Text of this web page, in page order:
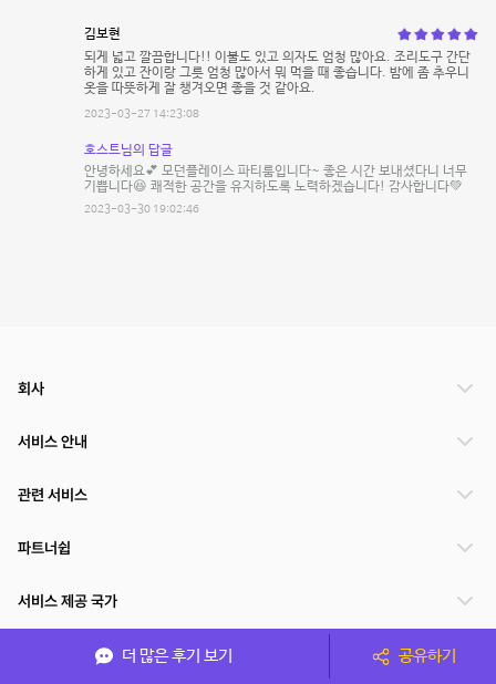
김보현
되게 넓고 깔끔합니다!! 이불도 있고 의자도 엄청 많아요. 조리도구 간단
하게 있고 잔이랑 그릇 엄청 많아서 뭐 먹을 때 좋습니다. 밤에 좀 추우니
옷을 따뜻하게 잘 챙겨오면 좋을 것 같아요.
2023-03-27 14:23:08
호스트님의 답글
안녕하세요💕 모던플레이스 파티룸입니다~ 좋은 시간 보내셨다니 너무
기쁩니다😆 쾌적한 공간을 유지하도록 노력하겠습니다! 감사합니다💚
2023-03-30 19:02:46
더 많은 후기 보기 공유하기
회사
서비스 안내
관련 서비스
파트너쉽
서비스 제공 국가